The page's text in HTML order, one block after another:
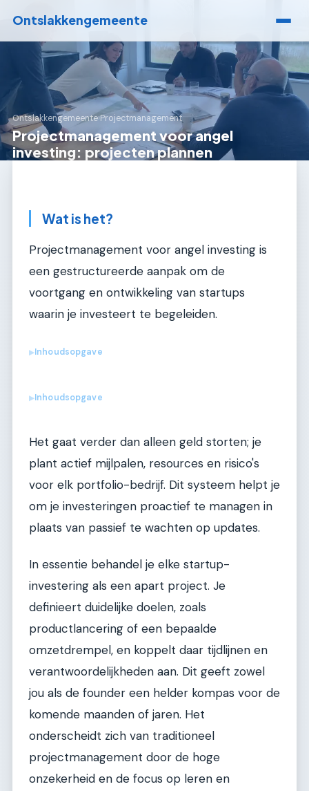
Ontslakkengemeente
Ontslakkengemeente›Projectmanagement
Projectmanagement voor angel
investing: projecten plannen
Wat is het?
Projectmanagement voor angel investing is
een gestructureerde aanpak om de
voortgang en ontwikkeling van startups
waarin je investeert te begeleiden.
▶Inhoudsopgave
▶Inhoudsopgave
Het gaat verder dan alleen geld storten; je
plant actief mijlpalen, resources en risico's
voor elk portfolio-bedrijf. Dit systeem helpt je
om je investeringen proactief te managen in
plaats van passief te wachten op updates.
In essentie behandel je elke startup-
investering als een apart project. Je
definieert duidelijke doelen, zoals
productlancering of een bepaalde
omzetdrempel, en koppelt daar tijdlijnen en
verantwoordelijkheden aan. Dit geeft zowel
jou als de founder een helder kompas voor de
komende maanden of jaren. Het
onderscheidt zich van traditioneel
projectmanagement door de hoge
onzekerheid en de focus op leren en